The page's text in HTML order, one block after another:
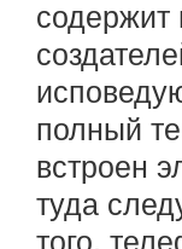
содержит
полный
встроен
туда
того,